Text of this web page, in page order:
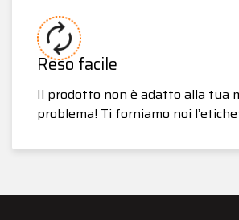
Reso facile
Il prodotto non è adatto alla tua
problema! Ti forniamo noi